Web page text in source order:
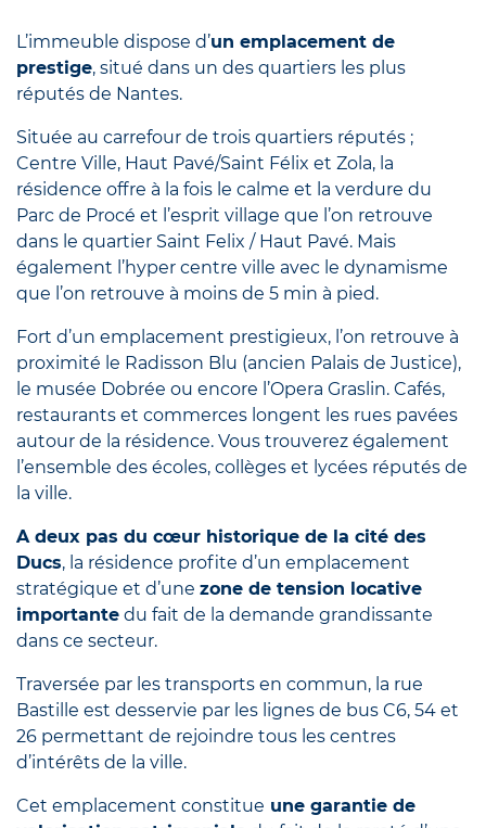
L’immeuble dispose d’un emplacement de
prestige, situé dans un des quartiers les plus
réputés de Nantes.
Située au carrefour de trois quartiers réputés ;
Centre Ville, Haut Pavé/Saint Félix et Zola, la
résidence offre à la fois le calme et la verdure du
Parc de Procé et l’esprit village que l’on retrouve
dans le quartier Saint Felix / Haut Pavé. Mais
également l’hyper centre ville avec le dynamisme
que l’on retrouve à moins de 5 min à pied.
Fort d’un emplacement prestigieux, l’on retrouve à
proximité le Radisson Blu (ancien Palais de Justice),
le musée Dobrée ou encore l’Opera Graslin. Cafés,
restaurants et commerces longent les rues pavées
autour de la résidence. Vous trouverez également
l’ensemble des écoles, collèges et lycées réputés de
la ville.
A deux pas du cœur historique de la cité des
Ducs, la résidence profite d’un emplacement
stratégique et d’une zone de tension locative
importante du fait de la demande grandissante
dans ce secteur.
Traversée par les transports en commun, la rue
Bastille est desservie par les lignes de bus C6, 54 et
26 permettant de rejoindre tous les centres
d’intérêts de la ville.
Cet emplacement constitue une garantie de